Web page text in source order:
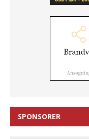
SPONSORER